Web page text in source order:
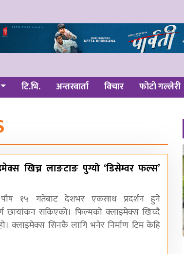
टि.भि. अन्तरवार्ता विचार फोटो गल्लेरी
खिच्न लाङटाङ पुग्यो ‘डिसेम्वर फल्स’
१५ गतेबाट देशभर एकसाथ प्रदर्शन हुने
छायांकन सकिएको। फिल्मको क्लाइमेक्स खिच्दै
क्लाइमेक्स सिनकै लागि भनेर निर्माण टिम केहि